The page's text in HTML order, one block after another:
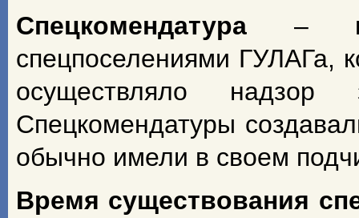
Спецкомендатура –
спецпоселениями ГУЛАГа,
осуществляло надзор
Спецкомендатуры
обычно имели в своем
Время существования